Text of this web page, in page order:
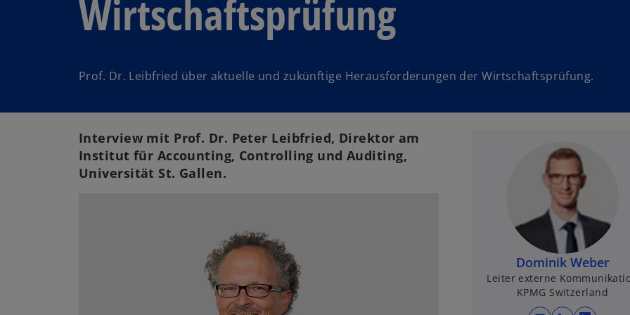
Wirtschaftsprüfung
Prof. Dr. Leibfried über aktuelle und zukünftige Herausforderungen der Wirtschaftsprüfung.
Interview mit Prof. Dr. Peter Leibfried, Direktor am
Institut für Accounting, Controlling und Auditing,
Universität St. Gallen.
Dominik Weber
Leiter externe
KPMG Switzerland